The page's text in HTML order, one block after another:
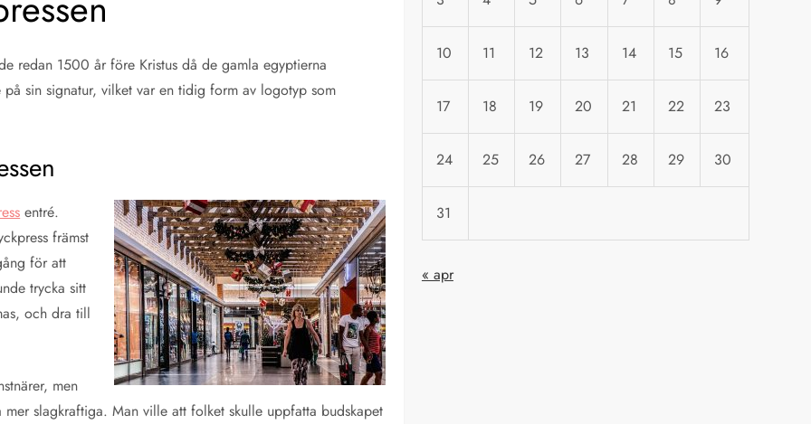
redan 1500 år före Kristus då de gamla egyptierna
sin signatur, vilket var en tidig form av logotyp som
entré.
främst
för att
trycka sitt
och dra till
men
slagkraftiga. Man ville att folket skulle uppfatta budskapet
10 11 12 13 14 15 16
17 18 19 20 21 22 23
24 25 26 27 28 29 30
31
« apr